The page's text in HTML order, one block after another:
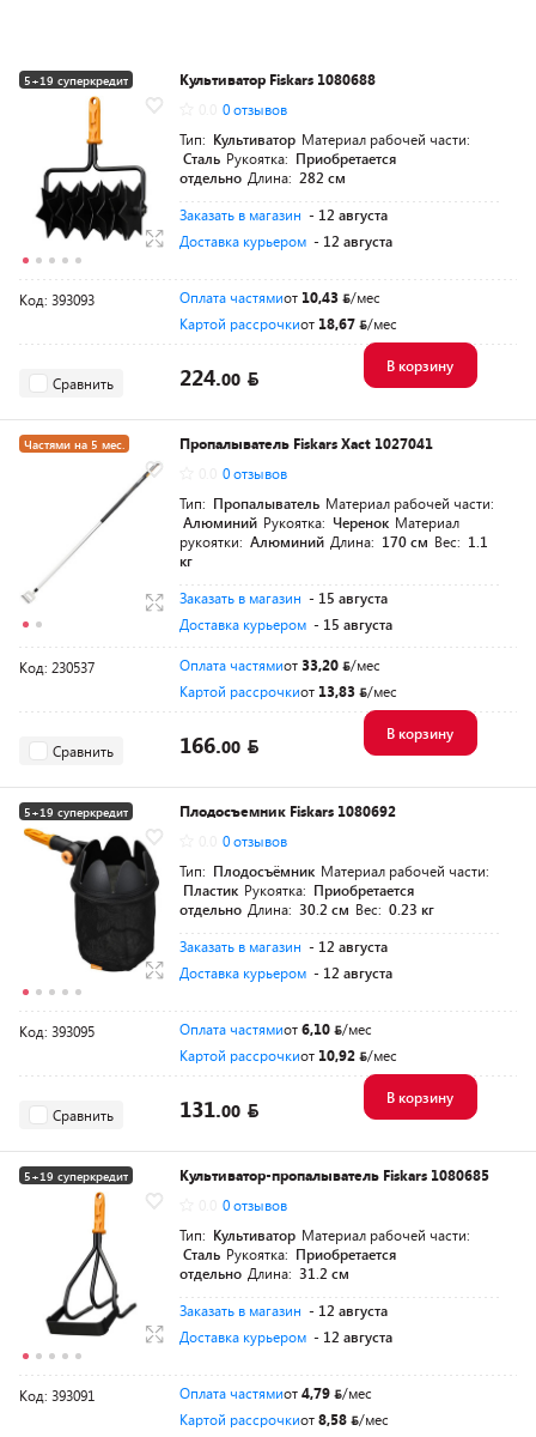
5+19 суперкредит
Культиватор Fiskars 1080688
0 отзывов
Тип: Культиватор Материал рабочей части:
Сталь Рукоятка: Приобретается
отдельно Длина: 282 см
Заказать в магазин - 12 августа
Доставка курьером - 12 августа
Код: 393093 Оплата частямиот 10,43
/мес
Картой рассрочкиот 18,67 /мес
Сравнить 224.00
В корзину
Частями на 5 мес.
Пропалыватель Fiskars Xact 1027041
0 отзывов
Тип: Пропалыватель Материал рабочей части:
Алюминий Рукоятка: Черенок Материал
рукоятки: Алюминий Длина: 170 см Вес: 1.1
кг
Заказать в магазин - 15 августа
Доставка курьером - 15 августа
Код: 230537 Оплата частямиот33,20
/мес
Картой рассрочкиот 13,83 /мес
Сравнить 166.00
В корзину
5+19 суперкредит
Плодосъемник Fiskars 1080692
0 отзывов
Тип: Плодосъёмник Материал рабочей части:
Пластик Рукоятка: Приобретается
отдельно Длина: 30.2 см Вес: 0.23 кг
Заказать в магазин - 12 августа
Доставка курьером - 12 августа
Код: 393095 Оплата частямиот6,10
/мес
Картой рассрочкиот 10,92 /мес
Сравнить 131.00
В корзину
5+19 суперкредит
Культиватор-пропалыватель Fiskars 1080685
0 отзывов
Тип: Культиватор Материал рабочей части:
Сталь Рукоятка: Приобретается
отдельно Длина: 31.2 см
Заказать в магазин - 12 августа
Доставка курьером - 12 августа
Код: 393091 Оплата частямиот4,79
/мес
Картой рассрочкиот8,58 /мес